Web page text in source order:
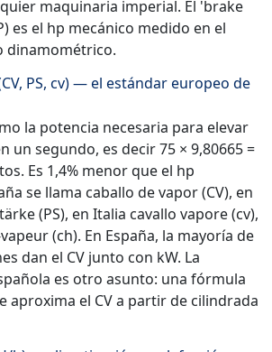
maquinaria imperial. El 'brake
es el hp mecánico medido en el
dinamométrico.
PS, cv) — el estándar europeo de
la potencia necesaria para elevar
un segundo, es decir 75 × 9,80665 =
Es 1,4% menor que el hp
se llama caballo de vapor (CV), en
(PS), en Italia cavallo vapore (cv),
(ch). En España, la mayoría de
dan el CV junto con kW. La
es otro asunto: una fórmula
aproxima el CV a partir de cilindrada